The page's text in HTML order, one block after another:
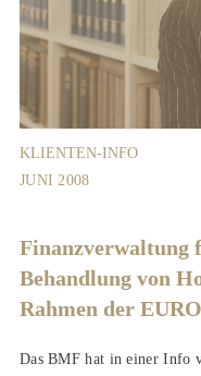
KLIENTEN-INFO
JUNI 2008
Finanzverwaltung
Behandlung von
Rahmen der
Das BMF hat in einer Info